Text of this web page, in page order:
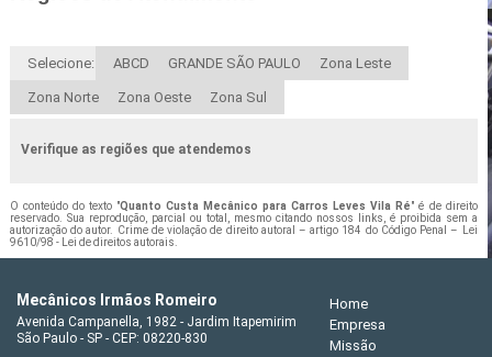
Selecione: ABCD GRANDE SÃO PAULO Zona Leste
Zona Norte Zona Oeste Zona Sul
Verifique as regiões que atendemos
O conteúdo do texto "Quanto Custa Mecânico para Carros Leves Vila Ré" é de direito
reservado. Sua reprodução, parcial ou total, mesmo citando nossos links, é proibida sem a
autorização do autor. Crime de violação de direito autoral – artigo 184 do Código Penal –
Lei
9610/98 - Lei de direitos autorais.
Mecânicos Irmãos Romeiro
Avenida Campanella, 1982 - Jardim Itapemirim
São Paulo - SP - CEP: 08220-830
Home
Empresa
Missão